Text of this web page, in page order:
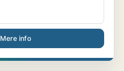
Mere info